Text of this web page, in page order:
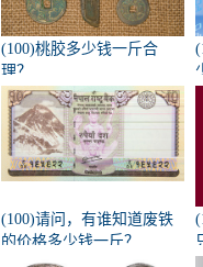
(100)桃胶多少钱一斤合
理？
(100)请问，有谁知道废铁
的价格多少钱一斤？